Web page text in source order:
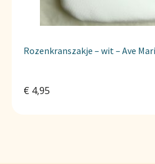
Rozenkranszakje – wit – Ave
€ 4,95